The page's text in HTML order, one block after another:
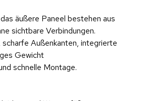
äußere Paneel bestehen aus
sichtbare Verbindungen.
Außenkanten, integrierte
Gewicht
schnelle Montage.